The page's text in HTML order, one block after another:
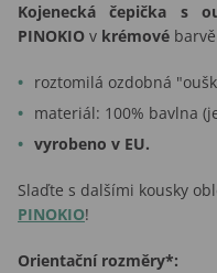
Kojenecká čepička s
PINOKIO v krémové
roztomilá ozdobná
materiál: 100% bavlna
vyrobeno v EU.
Slaďte s dalšími kousky
PINOKIO!
Orientační rozměry*: